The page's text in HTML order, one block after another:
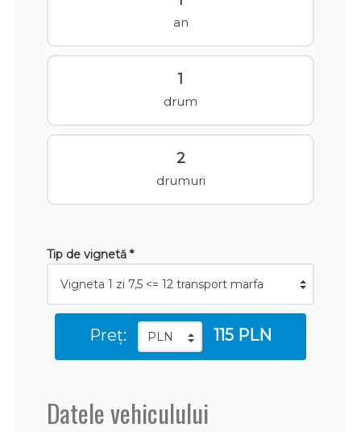
an
1
drum
2
drumuri
Tip de vignetă *
Preț: 115 PLN
Datele vehiculului